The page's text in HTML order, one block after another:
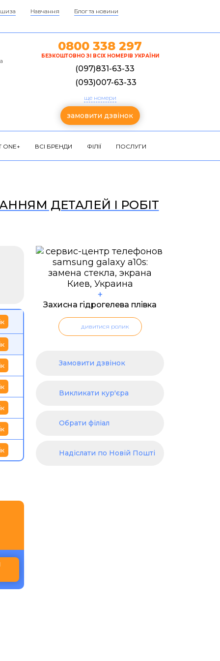
Навчання
Блог та новини
0800 338 297
БЕЗКОШТОВНО ЗІ ВСІХ НОМЕРІВ УКРАЇНИ
(097)831-63-33
(093)007-63-33
ще номери
замовити дзвінок
ВСІ БРЕНДИ ФІЛІЇ ПОСЛУГИ
ДЕТАЛЕЙ І РОБІТ
+
Захисна гідрогелева плівка
дивитися ролик
Замовити дзвінок
Викликати кур'єра
Обрати філіал
Надіслати по Новій Пошті